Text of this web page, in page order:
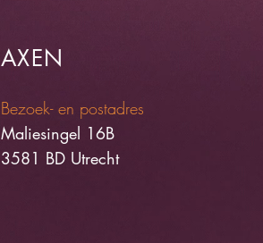
AXEN
Bezoek- en postadres
Maliesingel 16B
3581 BD Utrecht